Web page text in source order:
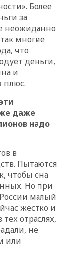
Более
за
неожиданно
многие
что
деньги,
и
плюс.
даже
надо
в
Пытаются
чтобы она
Но при
малый
жестко и
отраслях,
не
или